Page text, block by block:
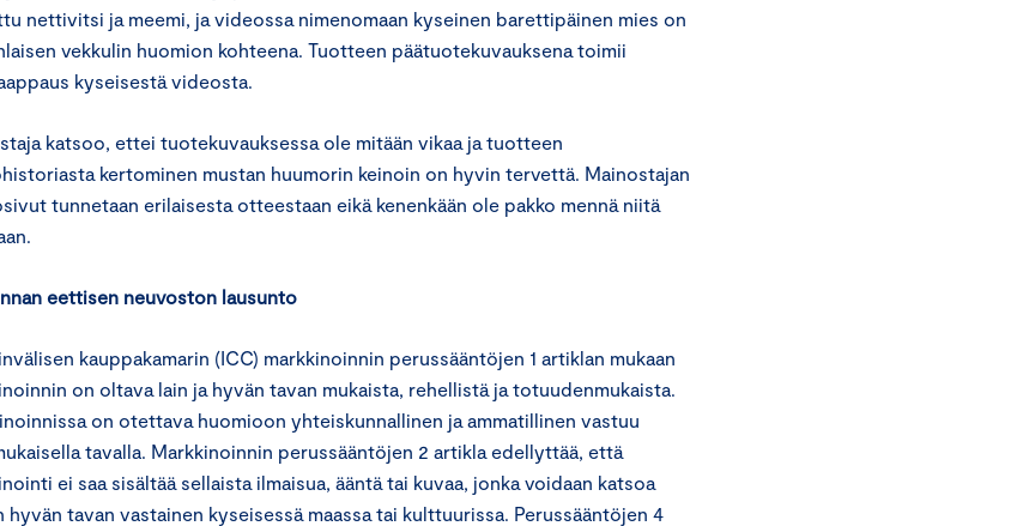
nettivitsi ja meemi, ja videossa nimenomaan kyseinen barettipäinen mies on
vekkulin huomion kohteena. Tuotteen päätuotekuvauksena toimii
kyseisestä videosta.
katsoo, ettei tuotekuvauksessa ole mitään vikaa ja tuotteen
kertominen mustan huumorin keinoin on hyvin tervettä. Mainostajan
tunnetaan erilaisesta otteestaan eikä kenenkään ole pakko mennä niitä
eettisen neuvoston lausunto
kauppakamarin (ICC) markkinoinnin perussääntöjen 1 artiklan mukaan
on oltava lain ja hyvän tavan mukaista, rehellistä ja totuudenmukaista.
on otettava huomioon yhteiskunnallinen ja ammatillinen vastuu
tavalla. Markkinoinnin perussääntöjen 2 artikla edellyttää, että
ei saa sisältää sellaista ilmaisua, ääntä tai kuvaa, jonka voidaan katsoa
hyvän tavan vastainen kyseisessä maassa tai kulttuurissa. Perussääntöjen 4